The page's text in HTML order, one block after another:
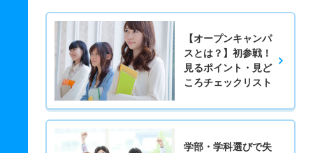
【オープンキャンパ
スとは？】初参戦！
見るポイント・見ど
ころチェックリスト
学部・学科選びで失